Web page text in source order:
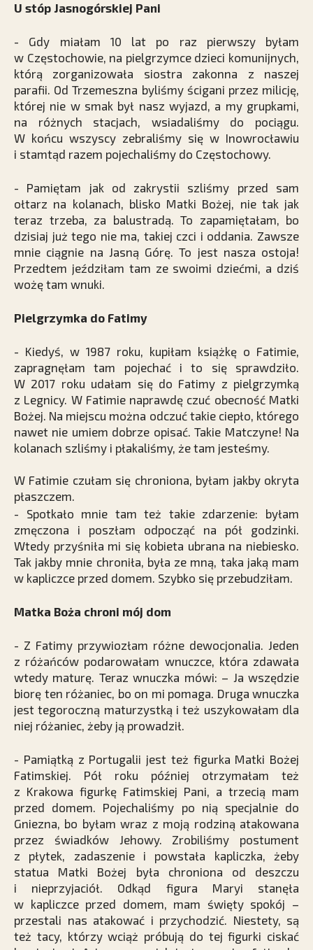
U stóp Jasnogórskiej Pani
- Gdy miałam 10 lat po raz pierwszy byłam
w Częstochowie, na pielgrzymce dzieci komunijnych,
którą zorganizowała siostra zakonna z naszej
parafii. Od Trzemeszna byliśmy ścigani przez milicję,
której nie w smak był nasz wyjazd, a my grupkami,
na różnych stacjach, wsiadaliśmy do pociągu.
W końcu wszyscy zebraliśmy się w Inowrocławiu
i stamtąd razem pojechaliśmy do Częstochowy.
- Pamiętam jak od zakrystii szliśmy przed sam
ołtarz na kolanach, blisko Matki Bożej, nie tak jak
teraz trzeba, za balustradą. To zapamiętałam, bo
dzisiaj już tego nie ma, takiej czci i oddania. Zawsze
mnie ciągnie na Jasną Górę. To jest nasza ostoja!
Przedtem jeździłam tam ze swoimi dziećmi, a dziś
wożę tam wnuki.
Pielgrzymka do Fatimy
- Kiedyś, w 1987 roku, kupiłam książkę o Fatimie,
zapragnęłam tam pojechać i to się sprawdziło.
W 2017 roku udałam się do Fatimy z pielgrzymką
z Legnicy. W Fatimie naprawdę czuć obecność Matki
Bożej. Na miejscu można odczuć takie ciepło, którego
nawet nie umiem dobrze opisać. Takie Matczyne! Na
kolanach szliśmy i płakaliśmy, że tam jesteśmy.
W Fatimie czułam się chroniona, byłam jakby okryta
płaszczem.
- Spotkało mnie tam też takie zdarzenie: byłam
zmęczona i poszłam odpocząć na pół godzinki.
Wtedy przyśniła mi się kobieta ubrana na niebiesko.
Tak jakby mnie chroniła, była ze mną, taka jaką mam
w kapliczce przed domem. Szybko się przebudziłam.
Matka Boża chroni mój dom
- Z Fatimy przywiozłam różne dewocjonalia. Jeden
z różańców podarowałam wnuczce, która zdawała
wtedy maturę. Teraz wnuczka mówi: – Ja wszędzie
biorę ten różaniec, bo on mi pomaga. Druga wnuczka
jest tegoroczną maturzystką i też uszykowałam dla
niej różaniec, żeby ją prowadził.
- Pamiątką z Portugalii jest też figurka Matki Bożej
Fatimskiej. Pół roku później otrzymałam też
z Krakowa figurkę Fatimskiej Pani, a trzecią mam
przed domem. Pojechaliśmy po nią specjalnie do
Gniezna, bo byłam wraz z moją rodziną atakowana
przez świadków Jehowy. Zrobiliśmy postument
z płytek, zadaszenie i powstała kapliczka, żeby
statua Matki Bożej była chroniona od deszczu
i nieprzyjaciół. Odkąd figura Maryi stanęła
w kapliczce przed domem, mam święty spokój –
przestali nas atakować i przychodzić. Niestety, są
też tacy, którzy wciąż próbują do tej figurki ciskać